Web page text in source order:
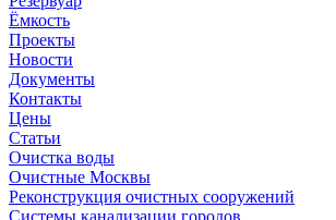
Ёмкость
Проекты
Новости
Документы
Контакты
Цены
Статьи
Очистка воды
Очистные Москвы
Реконструкция очистных сооружений
Системы канализации городов